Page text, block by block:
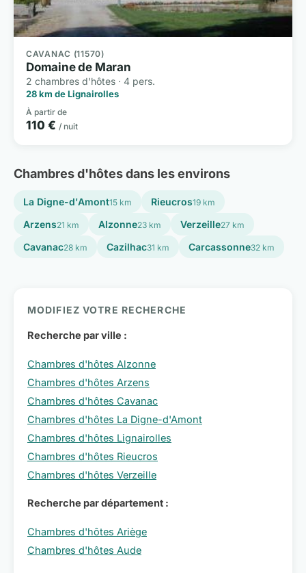
CAVANAC (11570)
Domaine de Maran
2 chambres d'hôtes · 4 pers.
28 km de Lignairolles
À partir de
110 € / nuit
Chambres d'hôtes dans les environs
La Digne-d'Amont15 km Rieucros19 km
Arzens21 km Alzonne23 km Verzeille27 km
Cavanac28 km Cazilhac31 km Carcassonne32 km
MODIFIEZ VOTRE RECHERCHE
Recherche par ville :
Chambres d'hôtes Alzonne
Chambres d'hôtes Arzens
Chambres d'hôtes Cavanac
Chambres d'hôtes La Digne-d'Amont
Chambres d'hôtes Lignairolles
Chambres d'hôtes Rieucros
Chambres d'hôtes Verzeille
Recherche par département :
Chambres d'hôtes Ariège
Chambres d'hôtes Aude